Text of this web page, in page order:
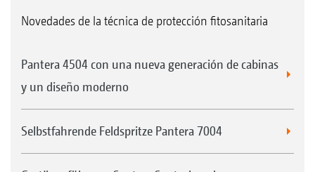
Novedades de la técnica de protección fitosanitaria
Pantera 4504 con una nueva generación de cabinas
y un diseño moderno
Selbstfahrende Feldspritze Pantera 7004